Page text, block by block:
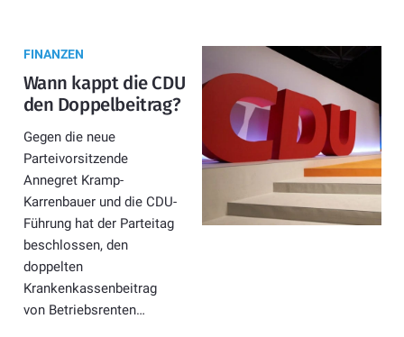
FINANZEN
Wann kappt die CDU
den Doppelbeitrag?
Gegen die neue
Parteivorsitzende
Annegret Kramp-
Karrenbauer und die CDU-
Führung hat der Parteitag
beschlossen, den
doppelten
Krankenkassenbeitrag
von Betriebsrenten…